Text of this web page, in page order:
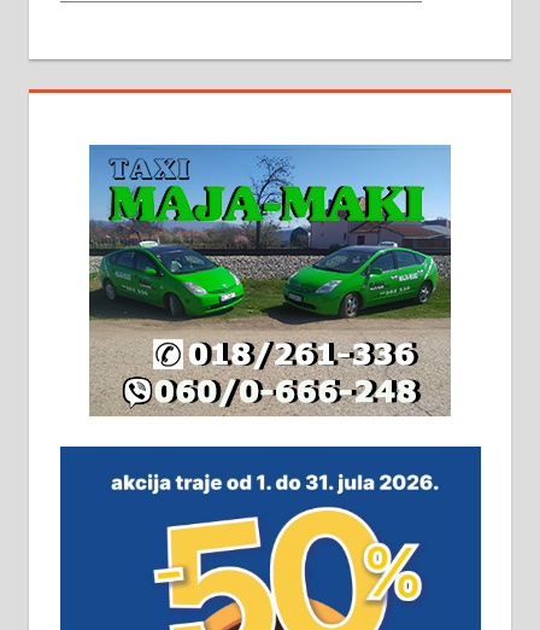
На продају кућа у Алексинцу,
стамбене целине једна уз другу.
2х150м2, две гараже, централно
грејање на гас и дрва. Две
адресе. 063/71-74-023
Издајем комплетно опремљену
халу на Житковачком путу, на
плацу површине око 7 ари.
064/321-80-51; 063/102-35-25
незавршена кућа површине 160
м2 са плацем од 8 ари у Зеленом
виру у Алексинцу. Могућа
замена. 064/21-63-584
ПОСЛОВНИ ОГЛАСИ